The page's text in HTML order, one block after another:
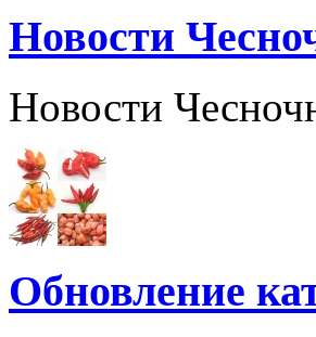
Новости
Новости
Обновление